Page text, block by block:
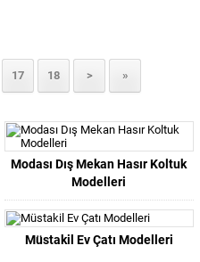
17 18 > »
Modası Dış Mekan Hasır Koltuk
Modelleri
Müstakil Ev Çatı Modelleri